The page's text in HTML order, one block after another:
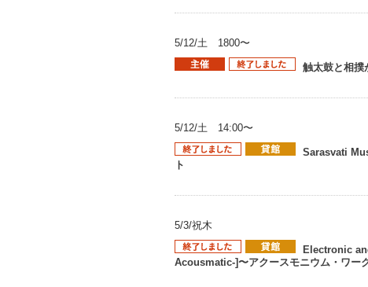
5/12/土 1800〜
触太鼓と相撲
5/12/土 14:00〜
Sarasvati
ト
5/3/祝木
Electronic
Acousmatic-]〜アクースモニウム・ワー